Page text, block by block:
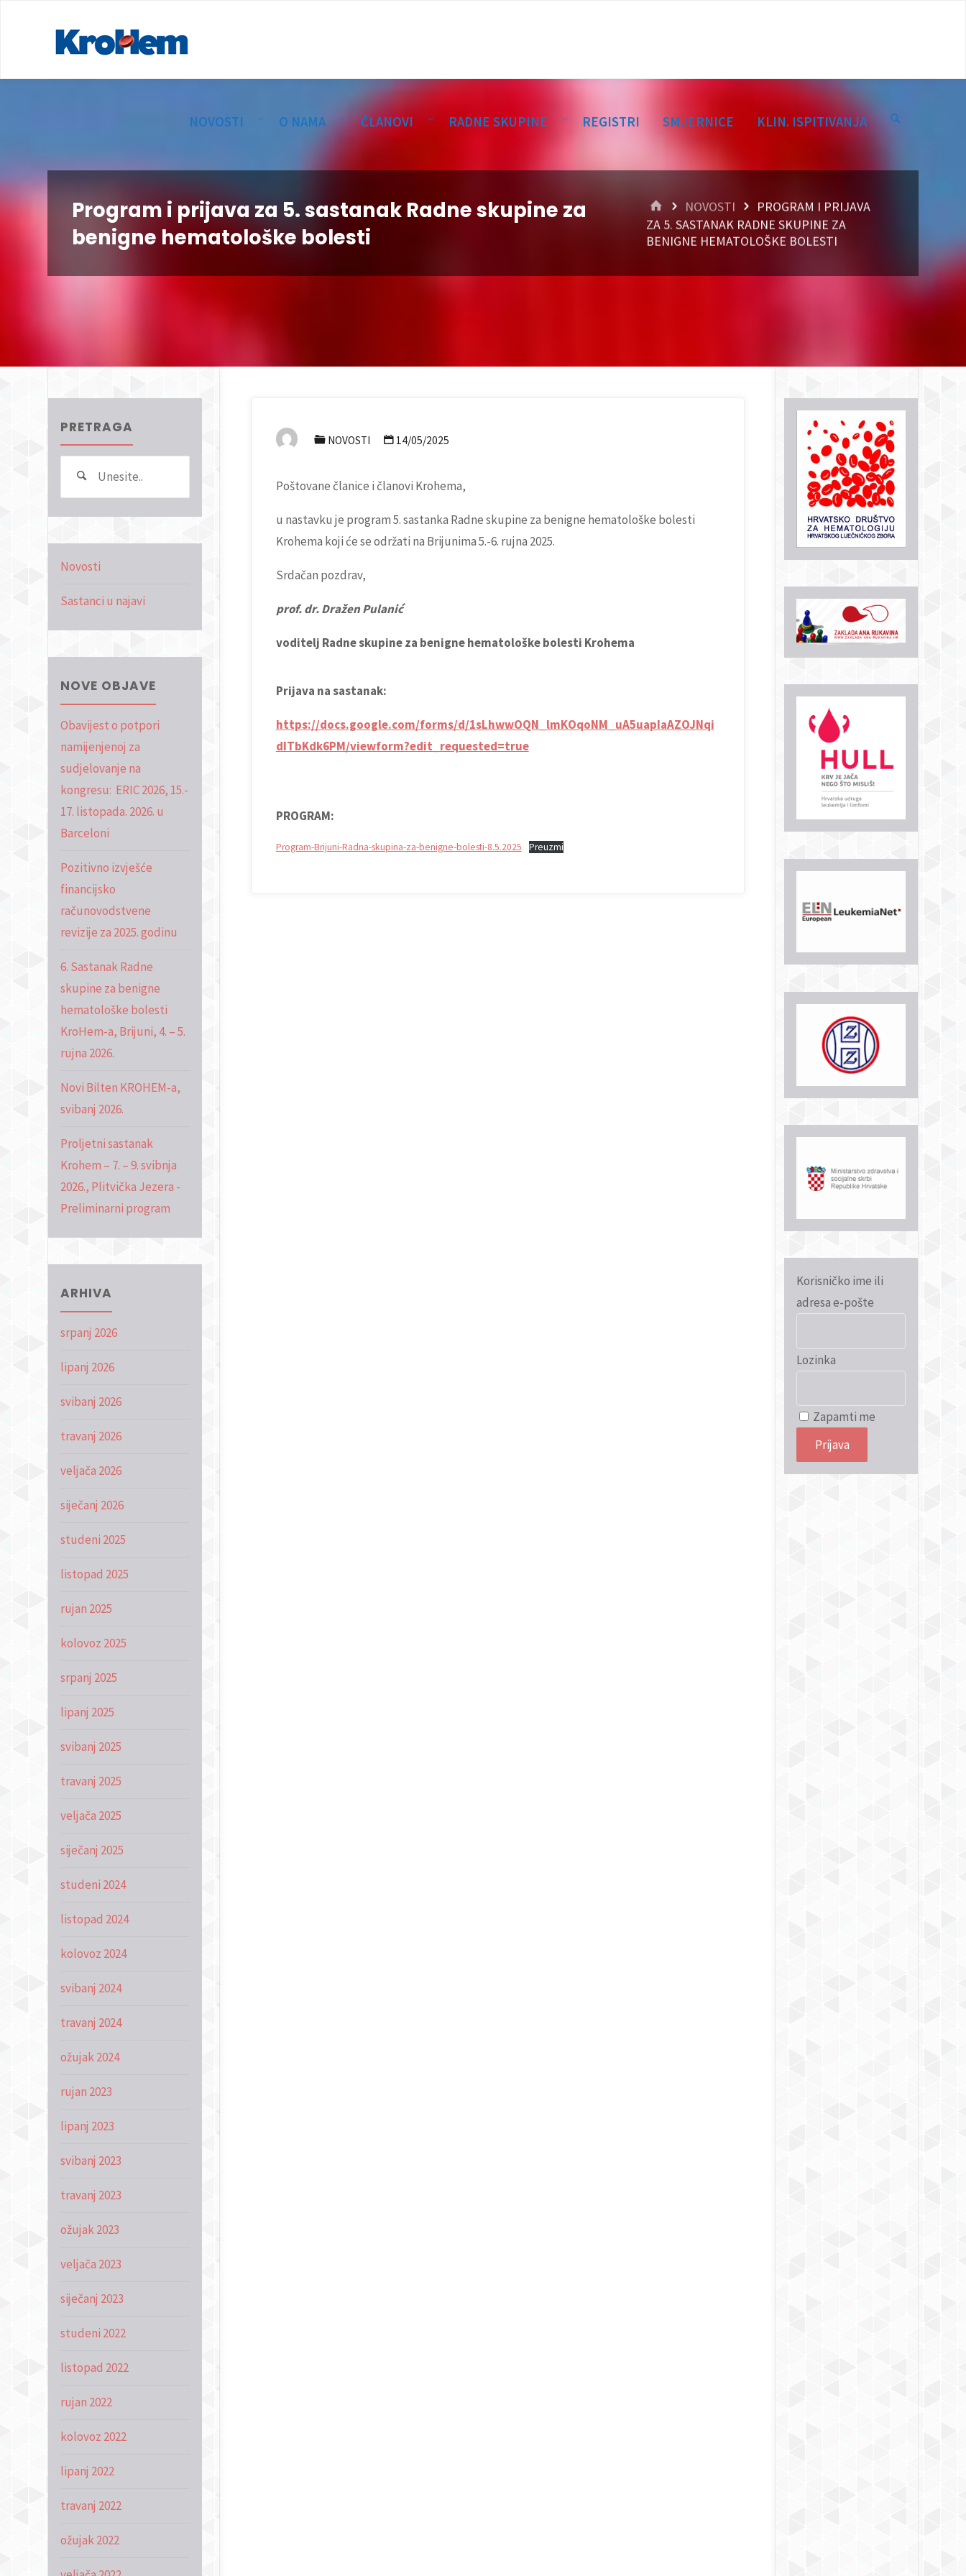
NOVOSTI O NAMA ČLANOVI RADNE SKUPINE REGISTRI SMJERNICE KLIN. ISPITIVANJA
Program i prijava za 5. sastanak Radne skupine za
benigne hematološke bolesti
HOMENOVOSTI
PROGRAM I PRIJAVA
ZA 5. SASTANAK RADNE SKUPINE ZA
BENIGNE HEMATOLOŠKE BOLESTI
NOVOSTI 14/05/2025
Poštovane članice i članovi Krohema,
u nastavku je program 5. sastanka Radne skupine za benigne hematološke bolesti
Krohema koji će se održati na Brijunima 5.-6. rujna 2025.
Srdačan pozdrav,
prof. dr. Dražen Pulanić
voditelj Radne skupine za benigne hematološke bolesti Krohema
Prijava na sastanak:
https://docs.google.com/forms/d/1sLhwwOQN_lmKOqoNM_uA5uapIaAZOJNqi
dITbKdk6PM/viewform?edit_requested=true
PROGRAM:
Program-Brijuni-Radna-skupina-za-benigne-bolesti-8.5.2025 Preuzmi
PRETRAGA
Pretraga
Novosti
Sastanci u najavi
NOVE OBJAVE
Obavijest o potpori
namijenjenoj za
sudjelovanje na
kongresu: ERIC 2026, 15.-
17. listopada. 2026. u
Barceloni
Pozitivno izvješće
financijsko
računovodstvene
revizije za 2025. godinu
6. Sastanak Radne
skupine za benigne
hematološke bolesti
KroHem-a, Brijuni, 4. – 5.
rujna 2026.
Novi Bilten KROHEM-a,
svibanj 2026.
Proljetni sastanak
Krohem – 7. – 9. svibnja
2026., Plitvička Jezera -
Preliminarni program
ARHIVA
srpanj 2026
lipanj 2026
svibanj 2026
travanj 2026
veljača 2026
siječanj 2026
studeni 2025
listopad 2025
rujan 2025
kolovoz 2025
srpanj 2025
lipanj 2025
svibanj 2025
travanj 2025
veljača 2025
siječanj 2025
studeni 2024
listopad 2024
kolovoz 2024
svibanj 2024
travanj 2024
ožujak 2024
rujan 2023
lipanj 2023
svibanj 2023
travanj 2023
ožujak 2023
veljača 2023
siječanj 2023
studeni 2022
listopad 2022
rujan 2022
kolovoz 2022
lipanj 2022
travanj 2022
ožujak 2022
Korisničko ime ili
adresa e-pošte
Lozinka
Zapamti me